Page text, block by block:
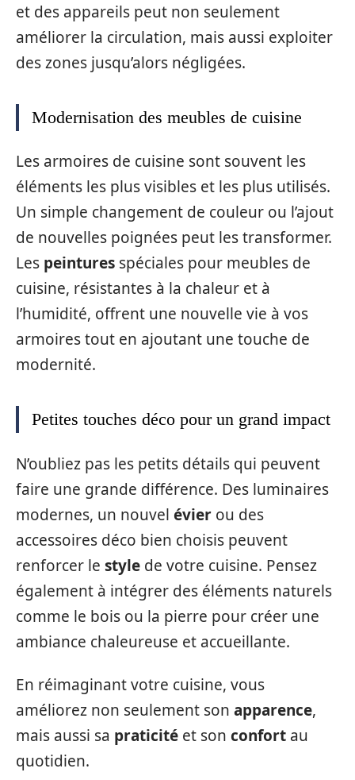
et des appareils peut non seulement
améliorer la circulation, mais aussi exploiter
des zones jusqu’alors négligées.
Modernisation des meubles de cuisine
Les armoires de cuisine sont souvent les
éléments les plus visibles et les plus utilisés.
Un simple changement de couleur ou l’ajout
de nouvelles poignées peut les transformer.
Les peintures spéciales pour meubles de
cuisine, résistantes à la chaleur et à
l’humidité, offrent une nouvelle vie à vos
armoires tout en ajoutant une touche de
modernité.
Petites touches déco pour un grand impact
N’oubliez pas les petits détails qui peuvent
faire une grande différence. Des luminaires
modernes, un nouvel évier ou des
accessoires déco bien choisis peuvent
renforcer le style de votre cuisine. Pensez
également à intégrer des éléments naturels
comme le bois ou la pierre pour créer une
ambiance chaleureuse et accueillante.
En réimaginant votre cuisine, vous
améliorez non seulement son apparence,
mais aussi sa praticité et son confort au
quotidien.